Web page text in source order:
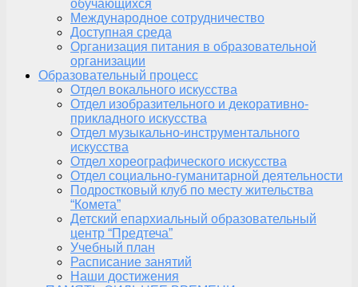
обучающихся
Международное сотрудничество
Доступная среда
Организация питания в образовательной
организации
Образовательный процесс
Отдел вокального искусства
Отдел изобразительного и декоративно-
прикладного искусства
Отдел музыкально-инструментального
искусства
Отдел хореографического искусства
Отдел социально-гуманитарной деятельности
Подростковый клуб по месту жительства
“Комета”
Детский епархиальный образовательный
центр “Предтеча”
Учебный план
Расписание занятий
Наши достижения